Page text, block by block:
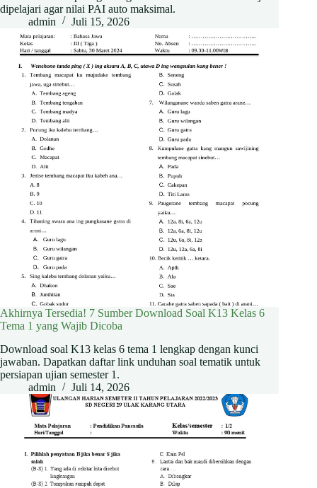
dipelajari agar nilai PAI auto maksimal.
admin
Juli 15, 2026
Akhirnya Tersedia! 7 Sumber Download Soal K13 Kelas 6
Tema 1 yang Wajib Dicoba
Download soal K13 kelas 6 tema 1 lengkap dengan kunci
jawaban. Dapatkan daftar link unduhan soal tematik untuk
persiapan ujian semester 1.
admin
Juli 14, 2026